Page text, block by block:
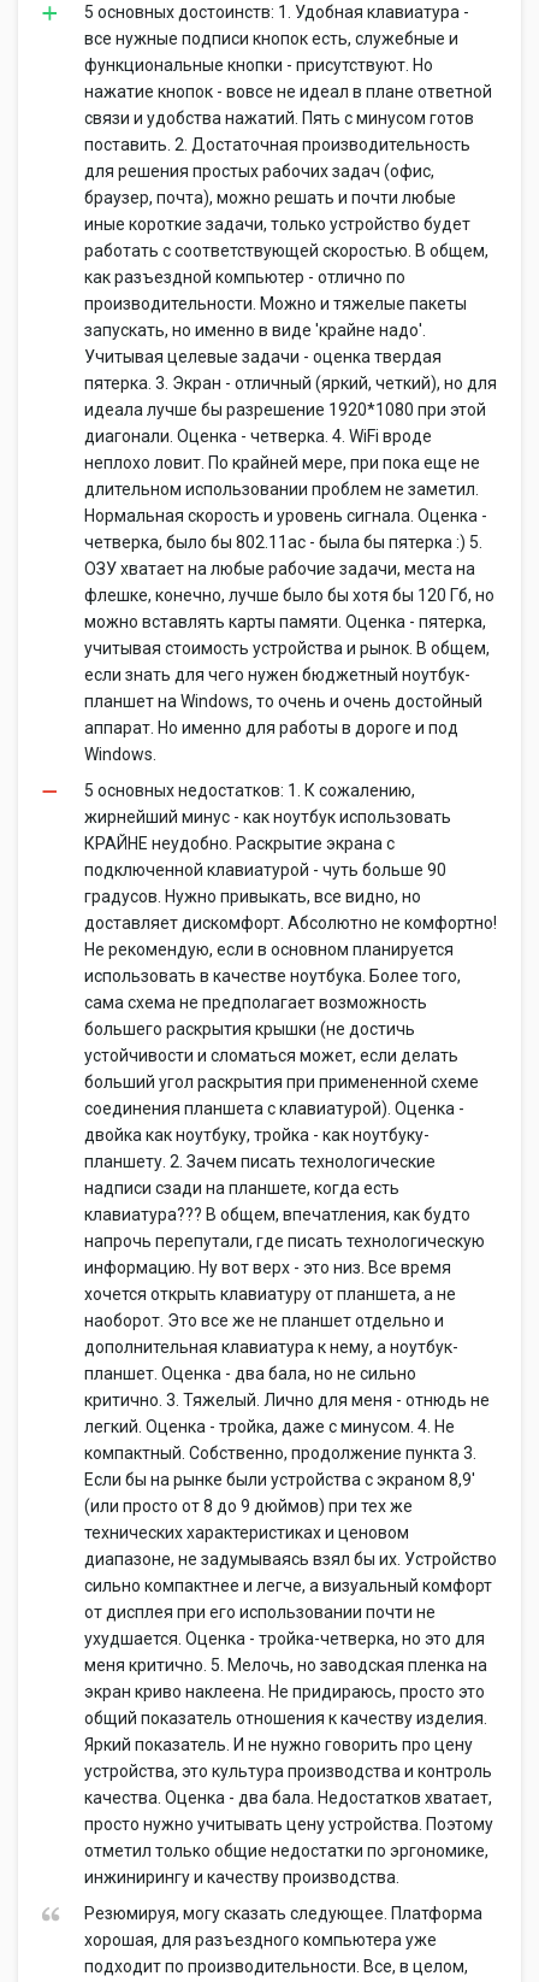
5 основных достоинств: 1. Удобная клавиатура -
все нужные подписи кнопок есть, служебные и
функциональные кнопки - присутствуют. Но
нажатие кнопок - вовсе не идеал в плане ответной
связи и удобства нажатий. Пять с минусом готов
поставить. 2. Достаточная производительность
для решения простых рабочих задач (офис,
браузер, почта), можно решать и почти любые
иные короткие задачи, только устройство будет
работать с соответствующей скоростью. В общем,
как разъездной компьютер - отлично по
производительности. Можно и тяжелые пакеты
запускать, но именно в виде 'крайне надо'.
Учитывая целевые задачи - оценка твердая
пятерка. 3. Экран - отличный (яркий, четкий), но для
идеала лучше бы разрешение 1920*1080 при этой
диагонали. Оценка - четверка. 4. WiFi вроде
неплохо ловит. По крайней мере, при пока еще не
длительном использовании проблем не заметил.
Нормальная скорость и уровень сигнала. Оценка -
четверка, было бы 802.11ac - была бы пятерка :) 5.
ОЗУ хватает на любые рабочие задачи, места на
флешке, конечно, лучше было бы хотя бы 120 Гб, но
можно вставлять карты памяти. Оценка - пятерка,
учитывая стоимость устройства и рынок. В общем,
если знать для чего нужен бюджетный ноутбук-
планшет на Windows, то очень и очень достойный
аппарат. Но именно для работы в дороге и под
Windows.
5 основных недостатков: 1. К сожалению,
жирнейший минус - как ноутбук использовать
КРАЙНЕ неудобно. Раскрытие экрана с
подключенной клавиатурой - чуть больше 90
градусов. Нужно привыкать, все видно, но
доставляет дискомфорт. Абсолютно не комфортно!
Не рекомендую, если в основном планируется
использовать в качестве ноутбука. Более того,
сама схема не предполагает возможность
большего раскрытия крышки (не достичь
устойчивости и сломаться может, если делать
больший угол раскрытия при примененной схеме
соединения планшета с клавиатурой). Оценка -
двойка как ноутбуку, тройка - как ноутбуку-
планшету. 2. Зачем писать технологические
надписи сзади на планшете, когда есть
клавиатура??? В общем, впечатления, как будто
напрочь перепутали, где писать технологическую
информацию. Ну вот верх - это низ. Все время
хочется открыть клавиатуру от планшета, а не
наоборот. Это все же не планшет отдельно и
дополнительная клавиатура к нему, а ноутбук-
планшет. Оценка - два бала, но не сильно
критично. 3. Тяжелый. Лично для меня - отнюдь не
легкий. Оценка - тройка, даже с минусом. 4. Не
компактный. Собственно, продолжение пункта 3.
Если бы на рынке были устройства с экраном 8,9'
(или просто от 8 до 9 дюймов) при тех же
технических характеристиках и ценовом
диапазоне, не задумываясь взял бы их. Устройство
сильно компактнее и легче, а визуальный комфорт
от дисплея при его использовании почти не
ухудшается. Оценка - тройка-четверка, но это для
меня критично. 5. Мелочь, но заводская пленка на
экран криво наклеена. Не придираюсь, просто это
общий показатель отношения к качеству изделия.
Яркий показатель. И не нужно говорить про цену
устройства, это культура производства и контроль
качества. Оценка - два бала. Недостатков хватает,
просто нужно учитывать цену устройства. Поэтому
отметил только общие недостатки по эргономике,
инжинирингу и качеству производства.
Резюмируя, могу сказать следующее. Платформа
хорошая, для разъездного компьютера уже
подходит по производительности. Все, в целом,